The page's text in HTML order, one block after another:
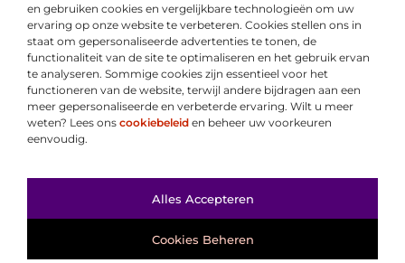
en gebruiken cookies en vergelijkbare technologieën om uw
ervaring op onze website te verbeteren. Cookies stellen ons in
staat om gepersonaliseerde advertenties te tonen, de
functionaliteit van de site te optimaliseren en het gebruik ervan
te analyseren. Sommige cookies zijn essentieel voor het
functioneren van de website, terwijl andere bijdragen aan een
meer gepersonaliseerde en verbeterde ervaring. Wilt u meer
weten? Lees ons cookiebeleid en beheer uw voorkeuren
eenvoudig.
Alles Accepteren
Cookies Beheren
Over
Bedrijf
” Jouw bron voor kennis, inzichten en inspiratie “
Laat je meenemen in diepgaande content, slimme tips
en waardevolle inzichten die je blik verruimen. Welkom
bij Webmasterpoint.nl – dé plek voor informatie die
inspireert en bijdraagt aan jouw online succes.